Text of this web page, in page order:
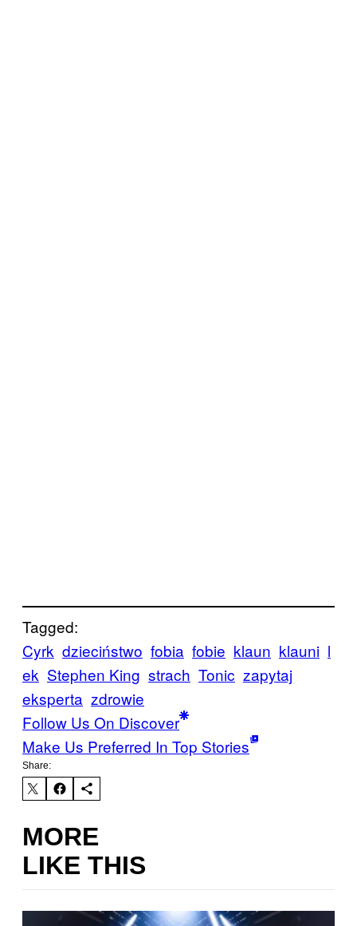
Tagged:
Cyrk dzieciństwo fobia fobie klaun klauni l
ek Stephen King strach Tonic zapytaj
eksperta zdrowie
Follow Us On Discover
Make Us Preferred In Top Stories
Share:
MORE
LIKE THIS